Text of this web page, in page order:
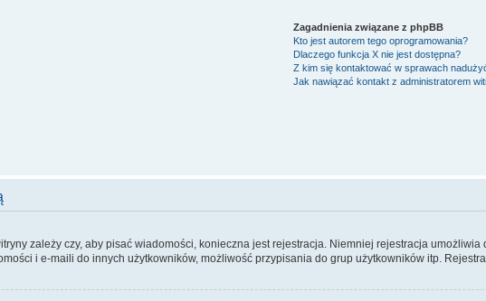
Zagadnienia związane z phpBB
Kto jest autorem tego oprogramowania?
Dlaczego funkcja X nie jest dostępna?
Z kim się kontaktować w sprawach
Jak nawiązać kontakt z administratorem
zależy czy, aby pisać wiadomości, konieczna jest rejestracja. Niemniej rejestracja
i e-maili do innych użytkowników, możliwość przypisania do grup użytkowników itp.